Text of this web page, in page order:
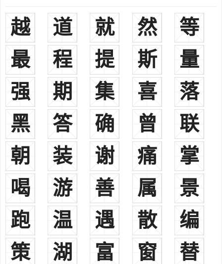
及江苏省江宁之北各有 一座东山，当谢安征讨玁狁建功后，曾在江宁
之东山修建别邸，迄今江宁东山山顶仍有一寺庙古迹，寺中祀奉为谢
安遗像。
宝树堂
晋朝孝武帝驾临谢安官邸，见其庭园中有 一株雄传大树，长得青
翠茂盛，当时孝武帝指着大树对谢安言道：“此乃谢家之宝树。”谢氏
以“宝树”为堂号，由来在此。《晋书·谢玄传》：“与从兄朗俱为叔父
安所器重，安尝戒约子侄，因曰：子弟亦何豫人事而正欲使其佳？玄
曰：譬如，芝兰玉树，欲使其生于庭阶耳。”后来唐代文人王勃撰《滕
王阁序》，文中就有“非谢家之宝树”之句。
一、
(謝)xiè
现行常见姓氏。今北京，河北之尚义，山东之平邑、龙江，山西
之太原，内蒙古之乌海，安徽之泾县，江西之金溪，广东之澄海，贵
州之从江，云南之陇川、泸水、河口等地均有分布。汉、鲜、彝、
傣、壮、白、蒙、满、水、瑶、苗、土、畲、藏、仫佬、仡佬、土
家、布依、纳西等多个民族皆有此姓。《郑通志》、《续通志》之
《氏族略》亦俱收载。其源不一：
1、郑樵注云：“姜姓，炎帝之裔申伯以周宣王舅受封于谢，今兖
越 道 就 然
等
最
程 提 斯
量
强
期 集 喜
落
黑
答 确 曾
联
朝
装 谢 痛
掌
喝
游 善 属
景
跑
温 遇 散
编
策
湖 富 窗
替